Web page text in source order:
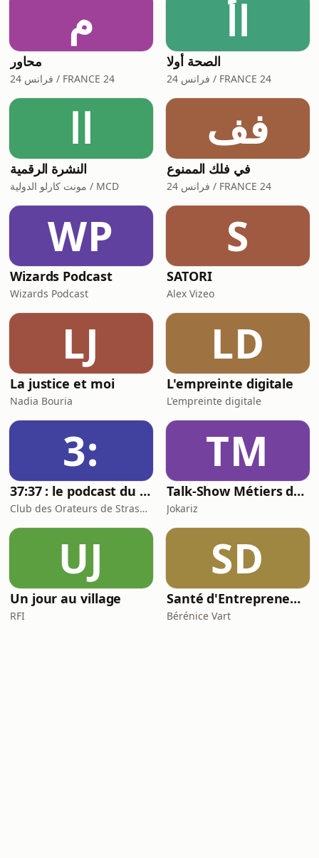
م
محاور
فرانس 24 / FRANCE 24
اأ
الصحة أولا
فرانس 24 / FRANCE 24
اا
النشرة الرقمية
مونت كارلو الدولية / MCD
فف
في فلك الممنوع
فرانس 24 / FRANCE 24
WP
Wizards Podcast
Wizards Podcast
S
SATORI
Alex Vizeo
LJ
La justice et moi
Nadia Bouria
LD
L'empreinte digitale
L'empreinte digitale
3:
37:37 : le podcast du Club des Orateurs de Strasbourg
Club des Orateurs de Strasbourg
TM
Talk-Show Métiers de rêve
Jokariz
UJ
Un jour au village
RFI
SD
Santé d'Entrepreneurs
Bérénice Vart